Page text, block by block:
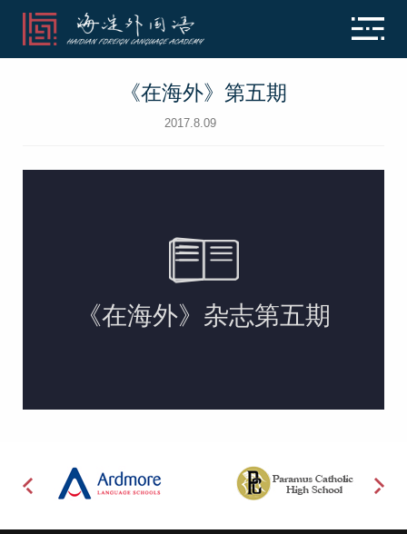
《在海外》第五期
2017.8.09